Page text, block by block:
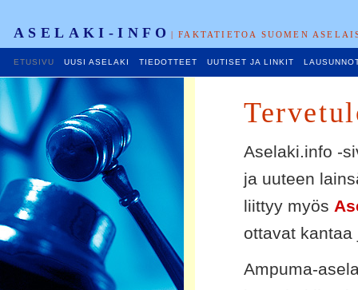
ASELAKI-INFO | FAKTATIETOA SUOMEN
ETUSIVU UUSI ASELAKI TIEDOTTEET UUTISET JA LINKIT
Aselaki.info -
ja uuteen
liittyy myös
ottavat
Ampuma-